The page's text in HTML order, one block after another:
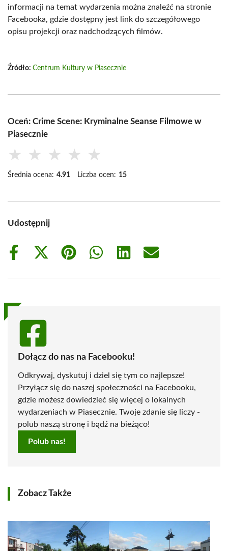
informacji na temat wydarzenia można znaleźć na stronie
Facebooka, gdzie dostępny jest link do szczegółowego
opisu projekcji oraz nadchodzących filmów.
Źródło: Centrum Kultury w Piasecznie
Oceń: Crime Scene: Kryminalne Seanse Filmowe w
Piasecznie
★ ★ ★ ★ ★
Średnia ocena: 4.91 Liczba ocen: 15
Udostępnij
Share
Share
(Twitter)
Share
Share
Share
Share
Dołącz do nas na Facebooku!
Odkrywaj, dyskutuj i dziel się tym co najlepsze!
Przyłącz się do naszej społeczności na Facebooku,
gdzie możesz dowiedzieć się więcej o lokalnych
wydarzeniach w Piasecznie. Twoje zdanie się liczy -
polub naszą stronę i bądź na bieżąco!
Polub nas!
Zobacz Także